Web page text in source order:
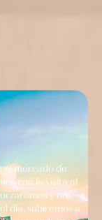
el mercado de
con la visita al
y nos
día, subiremos a